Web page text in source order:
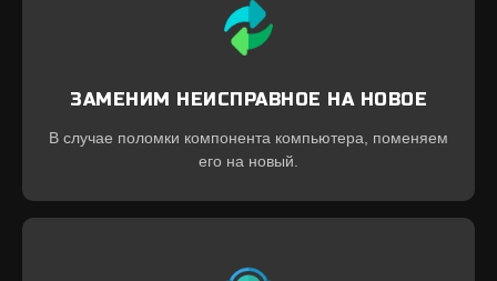
ЗАМЕНИМ НЕИСПРАВНОЕ НА НОВОЕ
В случае поломки компонента компьютера, поменяем
его на новый.